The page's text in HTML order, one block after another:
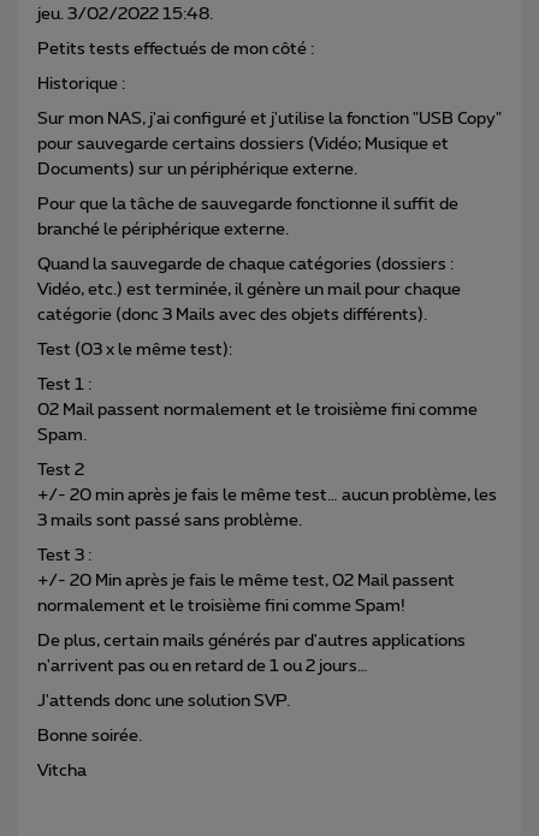
jeu. 3/02/2022 15:48.
Petits tests effectués de mon côté :
Historique :
Sur mon NAS, j'ai configuré et j'utilise la fonction "USB Copy"
pour sauvegarde certains dossiers (Vidéo; Musique et
Documents) sur un périphérique externe.
Pour que la tâche de sauvegarde fonctionne il suffit de
branché le périphérique externe.
Quand la sauvegarde de chaque catégories (dossiers :
Vidéo, etc.) est terminée, il génère un mail pour chaque
catégorie (donc 3 Mails avec des objets différents).
Test (03 x le même test):
Test 1 :
02 Mail passent normalement et le troisième fini comme
Spam.
Test 2
+/- 20 min après je fais le même test… aucun problème, les
3 mails sont passé sans problème.
Test 3 :
+/- 20 Min après je fais le même test, 02 Mail passent
normalement et le troisième fini comme Spam!
De plus, certain mails générés par d'autres applications
n'arrivent pas ou en retard de 1 ou 2 jours…
J'attends donc une solution SVP.
Bonne soirée.
Vitcha